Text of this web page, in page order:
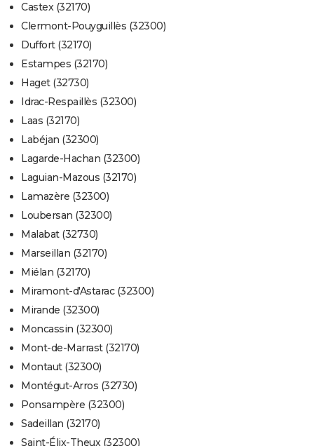
Castex (32170)
Clermont-Pouyguillès (32300)
Duffort (32170)
Estampes (32170)
Haget (32730)
Idrac-Respaillès (32300)
Laas (32170)
Labéjan (32300)
Lagarde-Hachan (32300)
Laguian-Mazous (32170)
Lamazère (32300)
Loubersan (32300)
Malabat (32730)
Marseillan (32170)
Miélan (32170)
Miramont-d'Astarac (32300)
Mirande (32300)
Moncassin (32300)
Mont-de-Marrast (32170)
Montaut (32300)
Montégut-Arros (32730)
Ponsampère (32300)
Sadeillan (32170)
Saint-Élix-Theux (32300)